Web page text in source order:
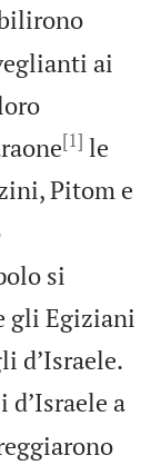
ai
[1] le
Pitom e
si
gli Egiziani
d’Israele.
a